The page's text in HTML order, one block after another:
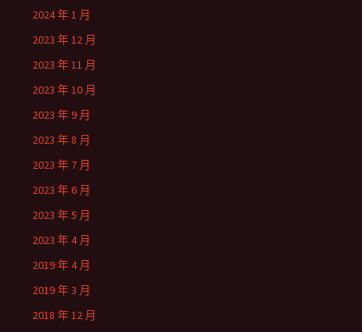
2024 年 1 月
2023 年 12 月
2023 年 11 月
2023 年 10 月
2023 年 9 月
2023 年 8 月
2023 年 7 月
2023 年 6 月
2023 年 5 月
2023 年 4 月
2019 年 4 月
2019 年 3 月
2018 年 12 月